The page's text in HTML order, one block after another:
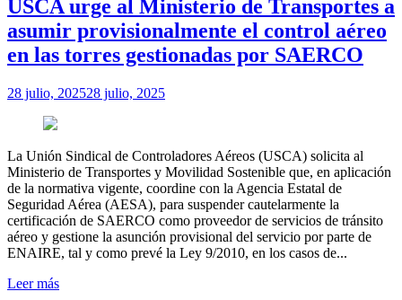
USCA urge al Ministerio de Transportes a
asumir provisionalmente el control aéreo
en las torres gestionadas por SAERCO
28 julio, 202528 julio, 2025
La Unión Sindical de Controladores Aéreos (USCA) solicita al
Ministerio de Transportes y Movilidad Sostenible que, en aplicación
de la normativa vigente, coordine con la Agencia Estatal de
Seguridad Aérea (AESA), para suspender cautelarmente la
certificación de SAERCO como proveedor de servicios de tránsito
aéreo y gestione la asunción provisional del servicio por parte de
ENAIRE, tal y como prevé la Ley 9/2010, en los casos de...
Leer más